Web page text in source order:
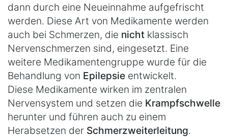
dann durch eine Neueinnahme aufgefrischt
werden. Diese Art von Medikamente werden
auch bei Schmerzen, die nicht klassisch
Nervenschmerzen sind, eingesetzt. Eine
weitere Medikamentengruppe wurde für die
Behandlung von Epilepsie entwickelt.
Diese Medikamente wirken im zentralen
Nervensystem und setzen die Krampfschwelle
herunter und führen auch zu einem
Herabsetzen der Schmerzweiterleitung.